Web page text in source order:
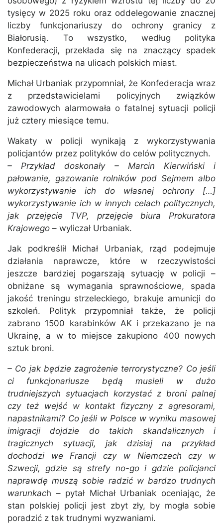
tysięcy w 2025 roku oraz oddelegowanie znacznej
liczby funkcjonariuszy do ochrony granicy z
Białorusią. To wszystko, według polityka
Konfederacji, przekłada się na znaczący spadek
bezpieczeństwa na ulicach polskich miast.
Michał Urbaniak przypomniał, że Konfederacja wraz
z przedstawicielami policyjnych związków
zawodowych alarmowała o fatalnej sytuacji policji
już cztery miesiące temu.
Wakaty w policji wynikają z wykorzystywania
policjantów przez polityków do celów politycznych.
– Przykład doskonały – Marcin Kierwiński i
pałowanie, gazowanie rolników pod Sejmem albo
wykorzystywanie ich do własnej ochrony […]
wykorzystywanie ich w innych celach politycznych,
jak przejęcie TVP, przejęcie biura Prokuratora
Krajowego – wyliczał Urbaniak.
Jak podkreślił Michał Urbaniak, rząd podejmuje
działania naprawcze, które w rzeczywistości
jeszcze bardziej pogarszają sytuację w policji –
obniżane są wymagania sprawnościowe, spada
jakość treningu strzeleckiego, brakuje amunicji do
szkoleń. Polityk przypomniał także, że policji
zabrano 1500 karabinków AK i przekazano je na
Ukrainę, a w to miejsce zakupiono 400 nowych
sztuk broni.
– Co jak będzie zagrożenie terrorystyczne? Co jeśli
ci funkcjonariusze będą musieli w dużo
trudniejszych sytuacjach korzystać z broni palnej
czy też wejść w kontakt fizyczny z agresorami,
napastnikami? Co jeśli w Polsce w wyniku masowej
imigracji dojdzie do takich skandalicznych i
tragicznych sytuacji, jak dzisiaj na przykład
dochodzi we Francji czy w Niemczech czy w
Szwecji, gdzie są strefy no-go i gdzie policjanci
naprawdę muszą sobie radzić w bardzo trudnych
warunkach – pytał Michał Urbaniak oceniając, że
stan polskiej policji jest zbyt zły, by mogła sobie
poradzić z tak trudnymi wyzwaniami.